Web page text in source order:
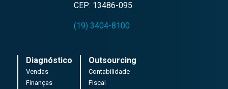
CEP: 13486-095
(19) 3404-8100
Diagnóstico
Vendas
Finanças
Outsourcing
Contabilidade
Fiscal